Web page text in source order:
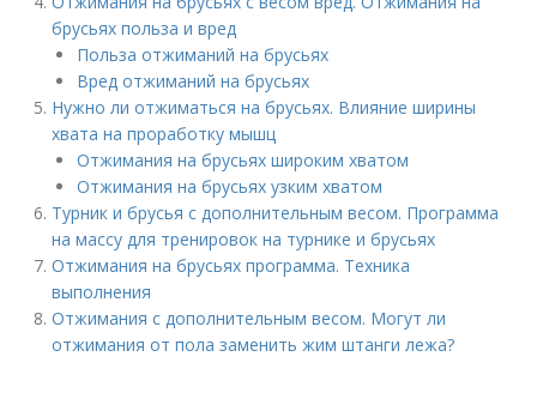
брусьях польза и вред
Польза отжиманий на брусьях
Вред отжиманий на брусьях
Нужно ли отжиматься на брусьях. Влияние ширины
хвата на проработку мышц
Отжимания на брусьях широким хватом
Отжимания на брусьях узким хватом
Турник и брусья с дополнительным весом. Программа
на массу для тренировок на турнике и брусьях
Отжимания на брусьях программа. Техника
выполнения
Отжимания с дополнительным весом. Могут ли
отжимания от пола заменить жим штанги лежа?